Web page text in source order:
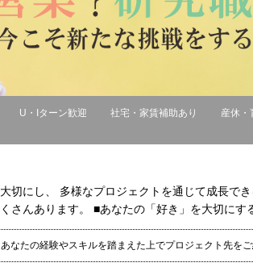
U・Iターン歓迎 社宅・家賃補助あり
産休・
切にし、 多様なプロジェクトを通じて成長で
さんあります。 ■あなたの「好き」を大切にす
なたの経験やスキルを踏まえた上でプロジェクト先をご